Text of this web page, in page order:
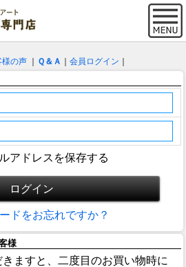
様の声 Ｑ＆Ａ 会員ログイン
アドレスを保存する
ドをお忘れですか？
様
ますと、二度目のお買い物時に